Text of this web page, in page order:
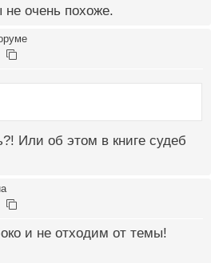
не очень похоже.
Или об этом в книге судеб
и не отходим от темы!